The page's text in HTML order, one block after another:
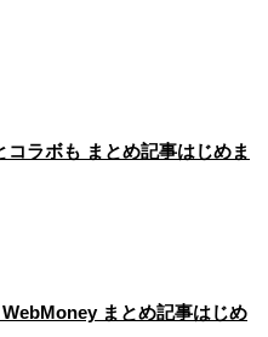
ラボも まとめ記事はじめま
まとめ記事はじめ